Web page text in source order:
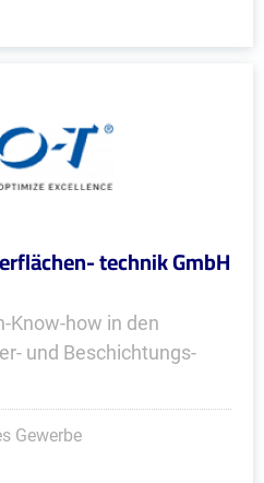
technik GmbH
Know-how in den
und Beschich­tungs­
Gewerbe